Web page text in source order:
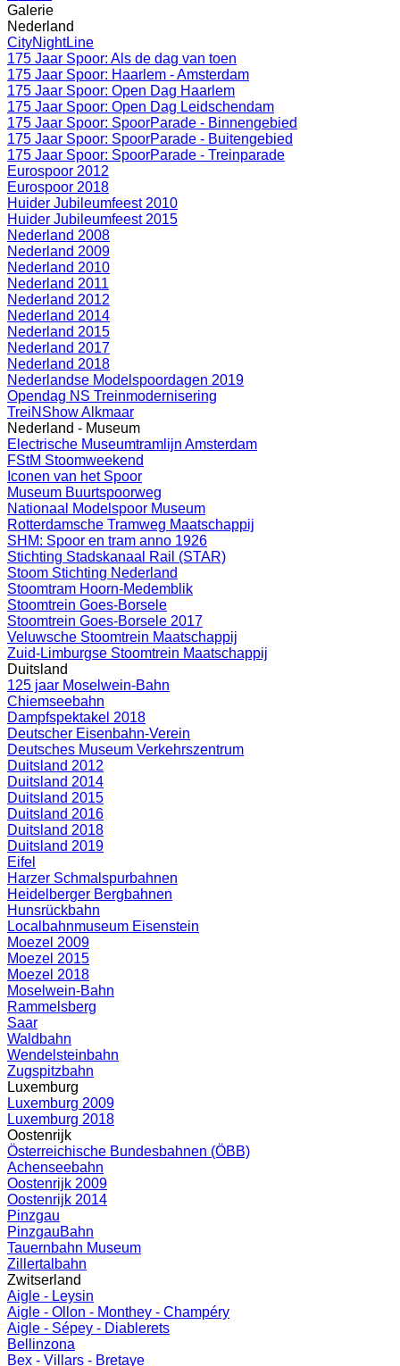
Galerie
Nederland
CityNightLine
175 Jaar Spoor: Als de dag van toen
175 Jaar Spoor: Haarlem - Amsterdam
175 Jaar Spoor: Open Dag Haarlem
175 Jaar Spoor: Open Dag Leidschendam
175 Jaar Spoor: SpoorParade - Binnengebied
175 Jaar Spoor: SpoorParade - Buitengebied
175 Jaar Spoor: SpoorParade - Treinparade
Eurospoor 2012
Eurospoor 2018
Huider Jubileumfeest 2010
Huider Jubileumfeest 2015
Nederland 2008
Nederland 2009
Nederland 2010
Nederland 2011
Nederland 2012
Nederland 2014
Nederland 2015
Nederland 2017
Nederland 2018
Nederlandse Modelspoordagen 2019
Opendag NS Treinmodernisering
TreiNShow Alkmaar
Nederland - Museum
Electrische Museumtramlijn Amsterdam
FStM Stoomweekend
Iconen van het Spoor
Museum Buurtspoorweg
Nationaal Modelspoor Museum
Rotterdamsche Tramweg Maatschappij
SHM: Spoor en tram anno 1926
Stichting Stadskanaal Rail (STAR)
Stoom Stichting Nederland
Stoomtram Hoorn-Medemblik
Stoomtrein Goes-Borsele
Stoomtrein Goes-Borsele 2017
Veluwsche Stoomtrein Maatschappij
Zuid-Limburgse Stoomtrein Maatschappij
Duitsland
125 jaar Moselwein-Bahn
Chiemseebahn
Dampfspektakel 2018
Deutscher Eisenbahn-Verein
Deutsches Museum Verkehrszentrum
Duitsland 2012
Duitsland 2014
Duitsland 2015
Duitsland 2016
Duitsland 2018
Duitsland 2019
Eifel
Harzer Schmalspurbahnen
Heidelberger Bergbahnen
Hunsrückbahn
Localbahnmuseum Eisenstein
Moezel 2009
Moezel 2015
Moezel 2018
Moselwein-Bahn
Rammelsberg
Saar
Waldbahn
Wendelsteinbahn
Zugspitzbahn
Luxemburg
Luxemburg 2009
Luxemburg 2018
Oostenrijk
Österreichische Bundesbahnen (ÖBB)
Achenseebahn
Oostenrijk 2009
Oostenrijk 2014
Pinzgau
PinzgauBahn
Tauernbahn Museum
Zillertalbahn
Zwitserland
Aigle - Leysin
Aigle - Ollon - Monthey - Champéry
Aigle - Sépey - Diablerets
Bellinzona
Bex - Villars - Bretaye